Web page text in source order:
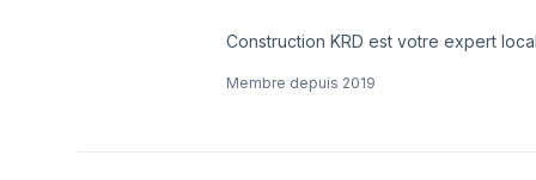
Construction KRD est votre expert
bain, Sous-sol dans les secteurs de
Membre depuis 2019